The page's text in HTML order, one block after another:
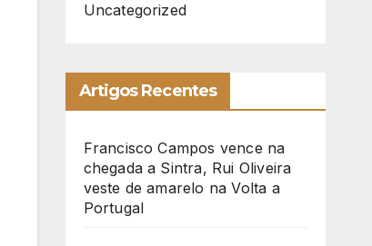
Uncategorized
Artigos Recentes
Francisco Campos vence na
chegada a Sintra, Rui Oliveira
veste de amarelo na Volta a
Portugal